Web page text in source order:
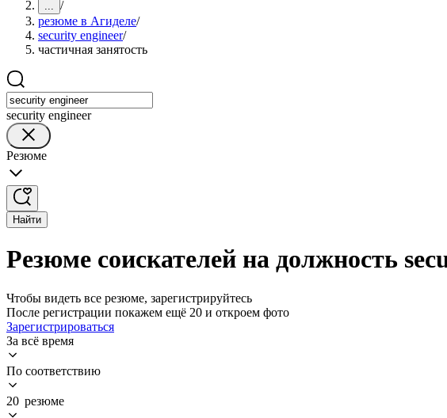
... /
резюме в Агиделе/
security engineer/
частичная занятость
security engineer
Резюме
Найти
Резюме соискателей на должность
Чтобы видеть все резюме, зарегистрируйтесь
После регистрации покажем ещё 20 и откроем фото
Зарегистрироваться
За всё время
По соответствию
20 резюме